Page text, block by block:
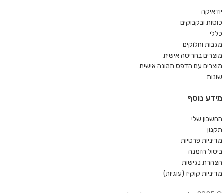
יודאיקה
כוסות ובקבוקים
כללי
מגבות וחלוקים
מוצרים בחריטה אישית
מוצרים עם הדפס תמונה אישית
שונות
מידע נוסף
החשבון שלי
תקנון
מדיניות פרטיות
ביטול הזמנה
הצהרת נגישות
מדיניות קוקיז (עוגיות)